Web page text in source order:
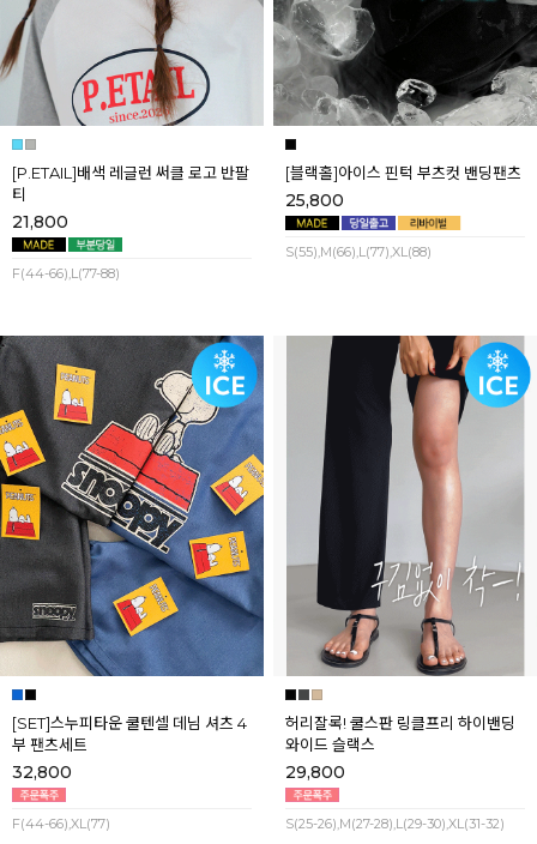
[P.ETAIL]배색 레글런 써클 로고 반팔
티
21,800
F(44-66),L(77-88)
[블랙홀]아이스 핀턱 부츠컷 밴딩팬츠
25,800
S(55),M(66),L(77),XL(88)
[SET]스누피타운 쿨텐셀 데님 셔츠 4
부 팬츠세트
32,800
F(44-66),XL(77)
허리잘록! 쿨스판 링클프리 하이밴딩
와이드 슬랙스
29,800
S(25-26),M(27-28),L(29-30),XL(31-32)